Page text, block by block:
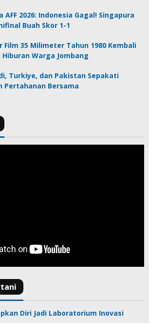
AFF 2026: Indonesia Gagal! Singapura
Buah Skor 1-1
Film 35 Milimeter Tahun 1980 Kembali
Hiburan Warga Jombang
Turkiye, dan Pakistan Sepakati
Pertahanan Bersama
Diri Jadi Laboratorium Inovasi